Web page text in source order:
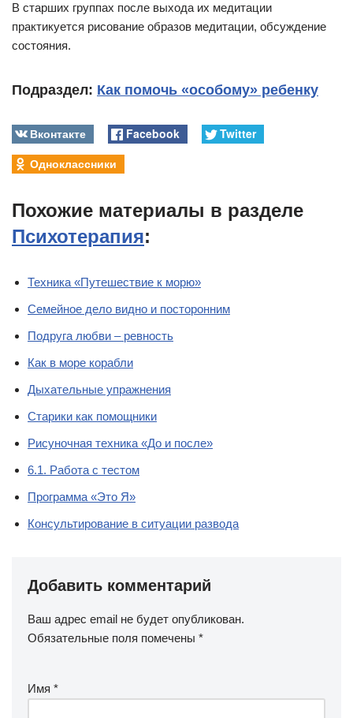
В старших группах после выхода их медитации
практикуется рисование образов медитации, обсуждение
состояния.
Подраздел: Как помочь «особому» ребенку
Вконтакте Facebook
Twitter
Одноклассники
Похожие материалы в разделе
Психотерапия:
Техника «Путешествие к морю»
Семейное дело видно и посторонним
Подруга любви – ревность
Как в море корабли
Дыхательные упражнения
Старики как помощники
Рисуночная техника «До и после»
6.1. Работа с тестом
Программа «Это Я»
Консультирование в ситуации развода
Добавить комментарий
Ваш адрес email не будет опубликован.
Обязательные поля помечены *
Имя *